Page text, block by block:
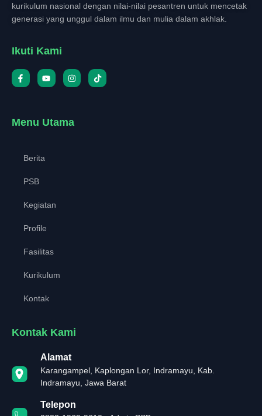
kurikulum nasional dengan nilai-nilai pesantren untuk mencetak
generasi yang unggul dalam ilmu dan mulia dalam akhlak.
Ikuti Kami
Menu Utama
Berita
PSB
Kegiatan
Profile
Fasilitas
Kurikulum
Kontak
Kontak Kami
Alamat
Karangampel, Kaplongan Lor, Indramayu, Kab.
Indramayu, Jawa Barat
Telepon